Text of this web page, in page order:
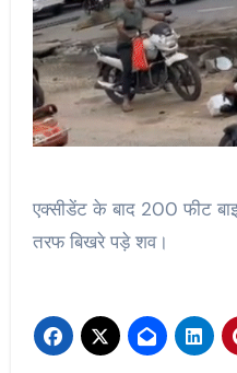
एक्सीडेंट के बाद 200 फीट
तरफ बिखरे पड़े शव।